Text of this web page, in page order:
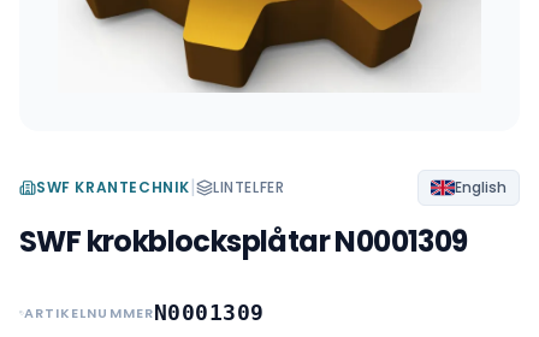
SWF KRANTECHNIK| LINTELFER English
SWF krokblocksplåtar N0001309
ARTIKELNUMMERN0001309